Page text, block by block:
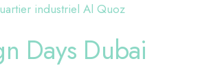
Days Dubai